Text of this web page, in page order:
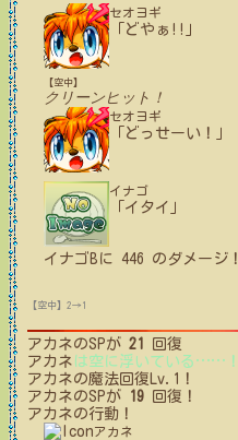
セオヨギ
「どやぁ!!」
【空中】
クリーンヒット！
セオヨギ
「どっせーい！」
イナゴ
「イタイ」
イナゴB に 446 のダメージ！
【空中】2→1
アカネのSPが 21
回復
アカネ は空に浮いている ……
アカネの魔法回復Lv.1！
アカネのSPが 19 回復！
アカネの行動！
アカネ